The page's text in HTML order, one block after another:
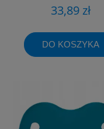
33,89 zł
DO KOSZYKA